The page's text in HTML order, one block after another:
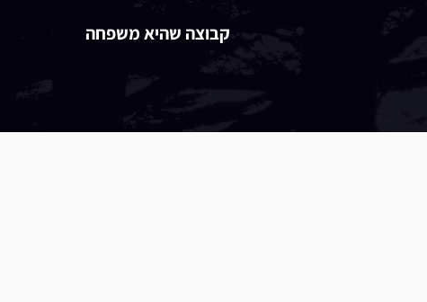
קבוצה שהיא משפחה